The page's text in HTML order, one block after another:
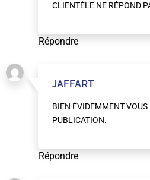
CLIENTÈLE NE RÉPOND
Répondre
JAFFART
BIEN ÉVIDEMMENT VOUS
PUBLICATION.
Répondre